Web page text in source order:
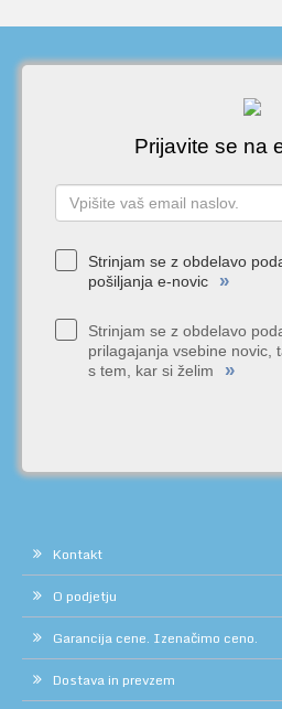
Prijavite se na
Strinjam se z obdelavo
pošiljanja e-novic
»
Strinjam se z obdelavo
prilagajanja vsebine novic,
s tem, kar si želim
»
Kontakt
O podjetju
Garancija cene. Izenačimo ceno.
Dostava in prevzem